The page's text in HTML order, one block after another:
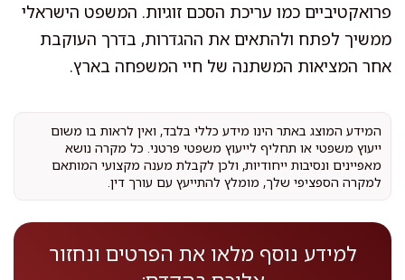
פרואקטיביים כמו עריכת הסכם זוגיות. המשפט הישראלי
ממשיך לפתח ולהתאים את ההגדרות, בדרך העוקבת
אחר המציאות המשתנה של חיי המשפחה בארץ.
המידע המוצג באתר הינו מידע כללי בלבד, ואין לראות בו משום
ייעוץ משפטי או תחליף לייעוץ משפטי פרטני. כל מקרה נושא
מאפיינים ונסיבות ייחודיות, ולכן לקבלת מענה מקצועי המותאם
למקרה הספציפי שלך, מומלץ להתייעץ עם עורך דין.
למידע נוסף מלאו את הפרטים ונחזור